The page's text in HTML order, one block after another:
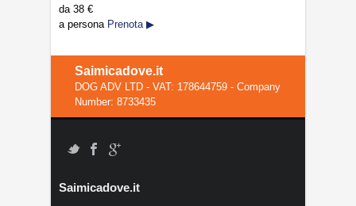
da 38 €
a persona Prenota ▶
Saimicadove.it
DOG ADV LTD - VAT: 178644759 - Company
Number: 8733435
Saimicadove.it